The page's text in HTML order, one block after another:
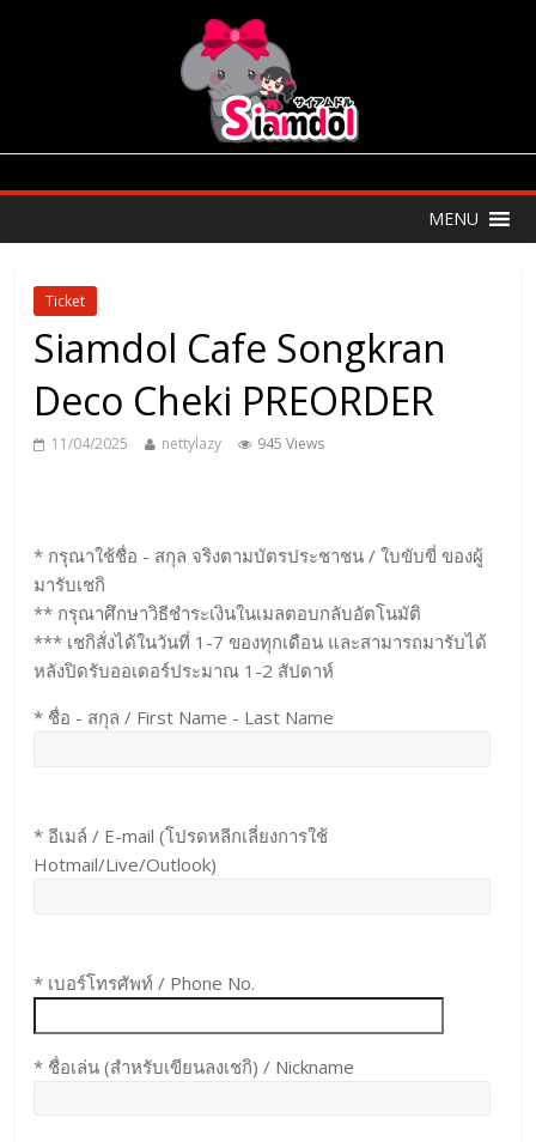
MENU
Ticket
Siamdol Cafe Songkran
Deco Cheki PREORDER
11/04/2025 nettylazy 945 Views
* กรุณาใช้ชื่อ - สกุล จริงตามบัตรประชาชน / ใบขับขี่ ของผู้
มารับเชกิ
** กรุณาศึกษาวิธีชำระเงินในเมลตอบกลับอัตโนมัติ
*** เชกิสั่งได้ในวันที่ 1-7 ของทุกเดือน และสามารถมารับได้
หลังปิดรับออเดอร์ประมาณ 1-2 สัปดาห์
* ชื่อ - สกุล / First Name - Last Name
* อีเมล์ / E-mail (โปรดหลีกเลี่ยงการใช้
Hotmail/Live/Outlook)
* เบอร์โทรศัพท์ / Phone No.
* ชื่อเล่น (สำหรับเขียนลงเชกิ) / Nickname